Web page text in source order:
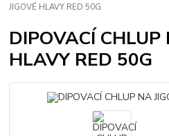
JIGOVÉ HLAVY RED 50G
DIPOVACÍ CHLUP
HLAVY RED 50G